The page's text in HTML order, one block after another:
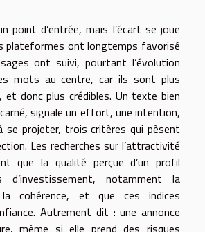
point d’entrée, mais l’écart se joue
plateformes ont longtemps favorisé
ont suivi, pourtant l’évolution
mots au centre, car ils sont plus
et donc plus crédibles. Un texte bien
signale un effort, une intention,
se projeter, trois critères qui pèsent
Les recherches sur l’attractivité
que la qualité perçue d’un profil
d’investissement, notamment la
cohérence, et que ces indices
Autrement dit : une annonce